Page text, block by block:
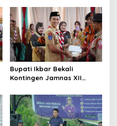
Bupati Ikbar Bekali
Kontingen Jamnas XII
Kepemimpinan Dan
Nasionalisme